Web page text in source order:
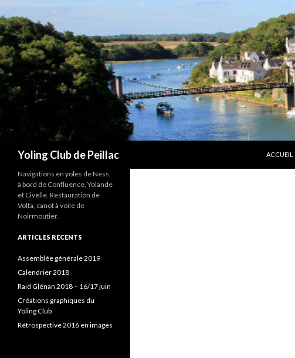
Yoling Club de Peillac
ACCUEIL
Navigations en yoles de Ness,
à bord de Confluence, Yolande
et Civelle. Restauration de
Volta, canot à voile de
Noirmoutier.
ARTICLES RÉCENTS
Assemblée générale 2019
Calendrier 2018
Raid Glénan 2018 – 16/17 juin
Créations graphiques du
Yoling Club
Rétrospective 2016 en images